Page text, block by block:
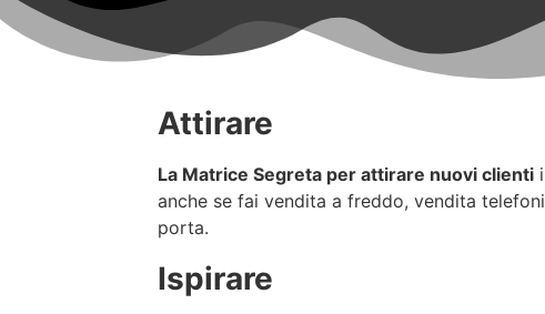
Attirare
La Matrice Segreta per attirare nuovi clienti
anche se fai vendita a freddo, vendita
porta.
Ispirare